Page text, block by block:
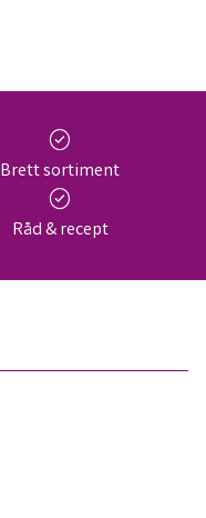
check_circle
Brett sortiment
check_circle
Råd & recept